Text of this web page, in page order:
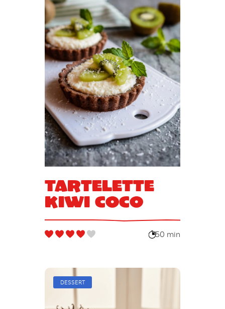
Tartelette
kiwi coco
50 min
DESSERT